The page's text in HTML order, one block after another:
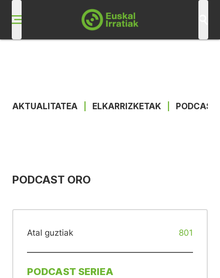
AKTUALITATEA ELKARRIZKETAK
PODCAST ORO
Atal guztiak 801
PODCAST SERIEA